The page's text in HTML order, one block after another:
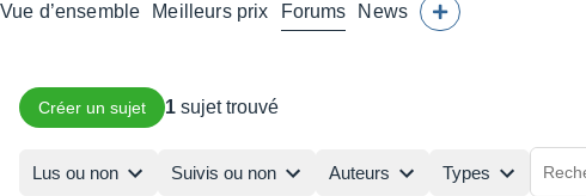
Vue d’ensemble Meilleurs prix Forums News
Créer un sujet 1 sujet trouvé
Lus ou non Suivis ou non Auteurs Types